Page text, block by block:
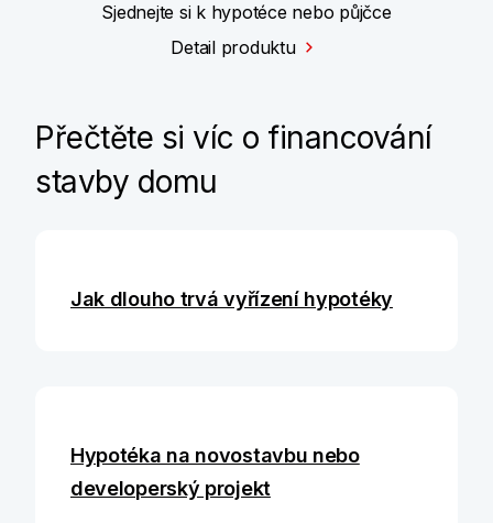
Sjednejte si k hypotéce nebo půjčce
Detail produktu
Přečtěte si víc o financování
stavby domu
Jak dlouho trvá vyřízení hypotéky
Hypotéka na novostavbu nebo
developerský projekt